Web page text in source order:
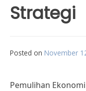
Strategi
Posted on November
Pemulihan